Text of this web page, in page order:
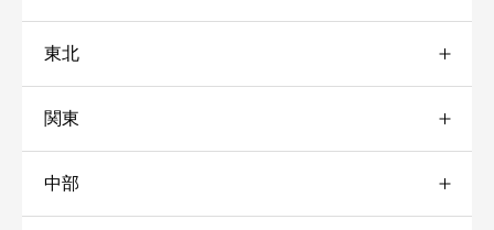
東北
青森
岩手
関東
群馬
中部